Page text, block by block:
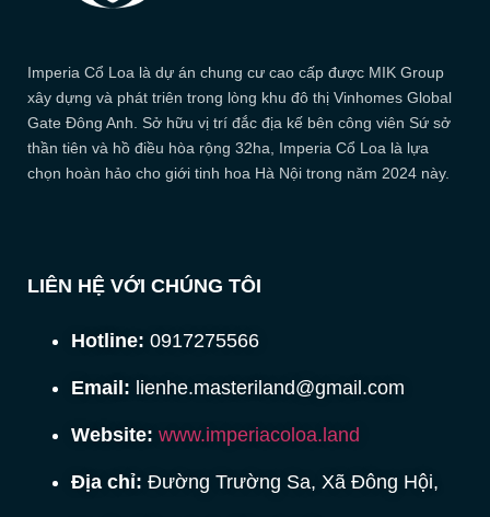
Imperia Cổ Loa là dự án chung cư cao cấp được MIK Group
xây dựng và phát triên trong lòng khu đô thị Vinhomes Global
Gate Đông Anh. Sở hữu vị trí đắc địa kế bên công viên Sứ sở
thần tiên và hồ điều hòa rộng 32ha, Imperia Cổ Loa là lựa
chọn hoàn hảo cho giới tinh hoa Hà Nội trong năm 2024 này.
LIÊN HỆ VỚI CHÚNG TÔI
Hotline: 0917275566
Email: lienhe.masteriland@gmail.com
Website: www.imperiacoloa.land
Địa chỉ: Đường Trường Sa, Xã Đông Hội,